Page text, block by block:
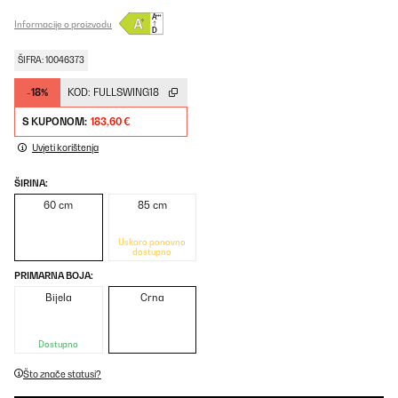
Informacije o proizvodu
ŠIFRA: 10046373
-18% KOD: FULLSWING18
S KUPONOM: 183,60 €
Uvjeti korištenja
ŠIRINA:
60 cm 85 cm
Uskoro ponovno
dostupno
PRIMARNA BOJA:
Bijela
Dostupno
Crna
Što znače statusi?